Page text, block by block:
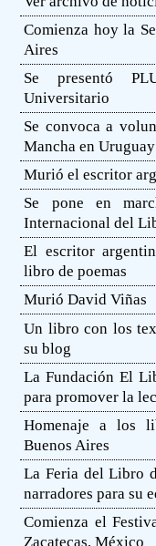
Comienza hoy la
Aires
Se presentó
Universitario
Se convoca a
Mancha en Uruguay
Murió el escritor
Se pone en
Internacional del
El escritor
libro de poemas
Murió David Viñas
Un libro con los
su blog
La Fundación El
para promover la
Homenaje a los
Buenos Aires
La Feria del Libro
narradores para su
Comienza el
Zacatecas, México